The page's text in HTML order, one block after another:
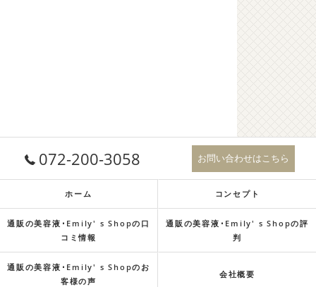
072-200-3058 お問い合わせはこちら
ホーム コンセプト
通販の美容液･Emily' s Shopの口
コミ情報
通販の美容液･Emily' s Shopの評
判
通販の美容液･Emily' s Shopのお
客様の声
会社概要